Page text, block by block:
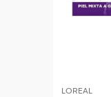
LOREAL